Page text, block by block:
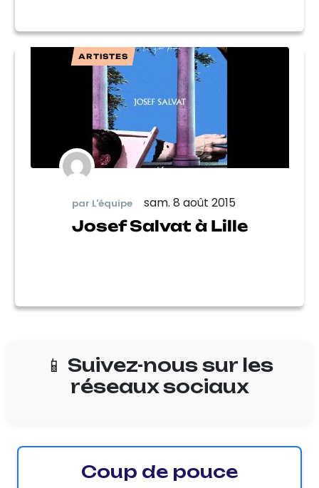
ARTISTES
par L'équipe sam. 8 août 2015
Josef Salvat à Lille
📱 Suivez-nous sur les
réseaux sociaux
Coup de pouce